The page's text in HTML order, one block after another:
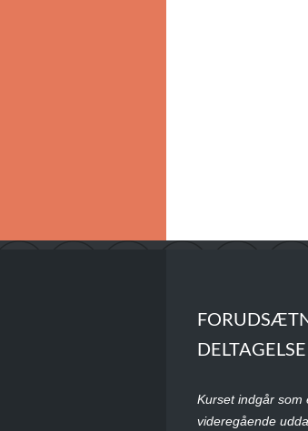
DELTAGELSE
Kurset indgår som
videregående